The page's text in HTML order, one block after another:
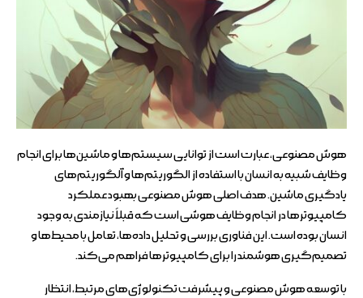
هوش مصنوعی، عبارت است از توانایی سیستم‌ها و ماشین‌ها برای انجام
وظایف شبیه به انسان با استفاده از الگوریتم‌ها و آلگوریتم‌های
یادگیری ماشین. هدف اصلی هوش مصنوعی بهبود عملکرد
کامپیوترها در انجام وظایف هوشی است که قبلاً نیازمندی به وجود
انسان بوده است. این فناوری بررسی و تحلیل داده‌ها، تعامل با محیط‌ها و
تصمیم‌گیری هوشمند را برای کامپیوترها فراهم می‌کند.
با توسعه هوش مصنوعی و پیشرفت تکنولوژی‌های مرتبط، انتظار